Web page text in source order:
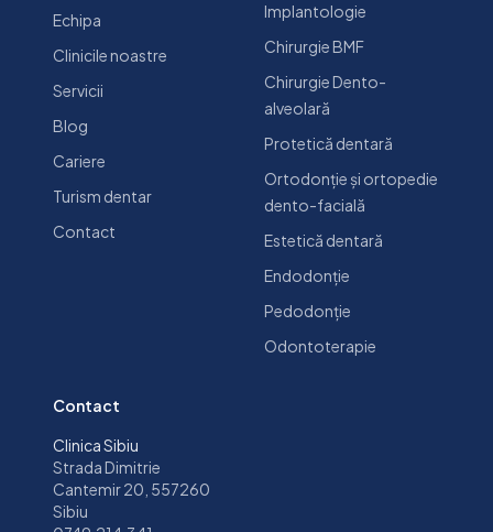
Echipa
Clinicile noastre
Servicii
Blog
Cariere
Turism dentar
Contact
Implantologie
Chirurgie BMF
Chirurgie Dento-
alveolară
Protetică dentară
Ortodonție și ortopedie
dento-facială
Estetică dentară
Endodonție
Pedodonție
Odontoterapie
Contact
Clinica Sibiu
Strada Dimitrie
Cantemir 20, 557260
Sibiu